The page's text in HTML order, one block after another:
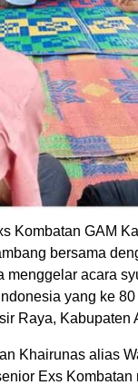
Kombatan GAM
bersama
menggelar acara
yang ke
Raya, Kabupaten
Khairunas alias
Exs